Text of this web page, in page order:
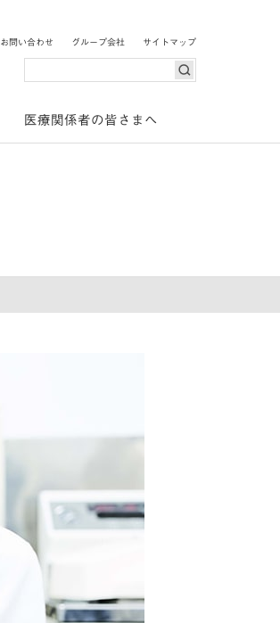
医療関係者の皆さまへ
お問い合わせ グループ会社 サイトマップ